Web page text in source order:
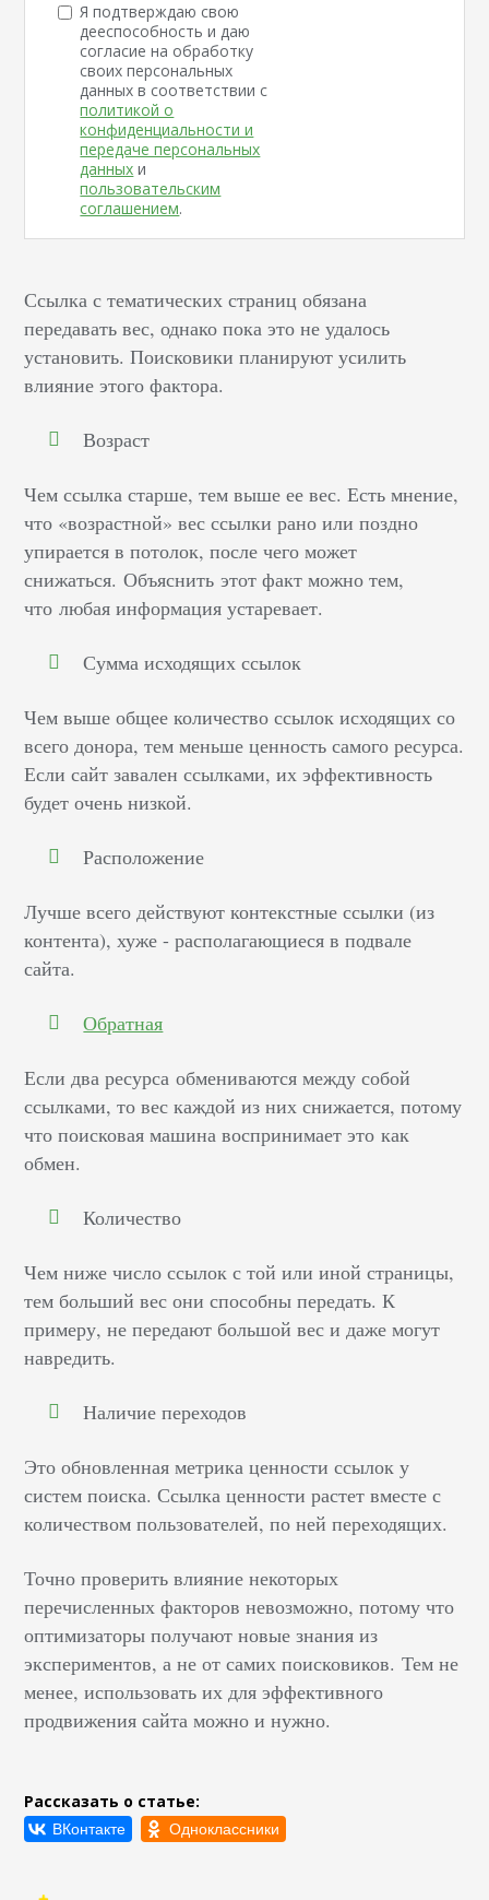
Я подтверждаю свою
дееспособность и даю
согласие на обработку
своих персональных
данных в соответствии с
политикой о
конфиденциальности и
передаче персональных
данных и
пользовательским
соглашением.
Ссылка с тематических страниц обязана
передавать вес, однако пока это не удалось
установить. Поисковики планируют усилить
влияние этого фактора.
Возраст
Чем ссылка старше, тем выше ее вес. Есть мнение,
что «возрастной» вес ссылки рано или поздно
упирается в потолок, после чего может
снижаться. Объяснить этот факт можно тем,
что любая информация устаревает.
Сумма исходящих ссылок
Чем выше общее количество ссылок исходящих со
всего донора, тем меньше ценность самого ресурса.
Если сайт завален ссылками, их эффективность
будет очень низкой.
Расположение
Лучше всего действуют контекстные ссылки (из
контента), хуже - располагающиеся в подвале
сайта.
Обратная
Если два ресурса обмениваются между собой
ссылками, то вес каждой из них снижается, потому
что поисковая машина воспринимает это как
обмен.
Количество
Чем нижечисло ссылок с той или иной страницы,
тем больший вес они способны передать. К
примеру, не передают большой вес и даже могут
навредить.
Наличие переходов
Это обновленная метрика ценности ссылок у
систем поиска. Ссылка ценности растет вместе с
количеством пользователей, по ней переходящих.
Точно проверить влияние некоторых
перечисленных факторов невозможно, потому что
оптимизаторы получают новые знания из
экспериментов, а не от самих поисковиков. Тем не
менее, использовать их для эффективного
продвижения сайта можно и нужно.
Рассказать о статье: